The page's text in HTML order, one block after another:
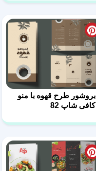
بروشور طرح قهوه با منو
کافی شاپ 82